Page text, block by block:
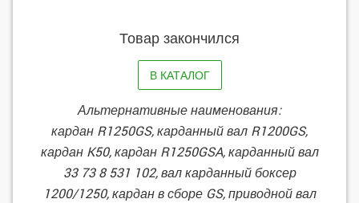
Товар закончился
В КАТАЛОГ
Альтернативные наименования:
кардан R1250GS, карданный вал R1200GS,
кардан K50, кардан R1250GSA, карданный вал
33 73 8 531 102, вал карданный боксер
1200/1250, кардан в сборе GS, приводной вал